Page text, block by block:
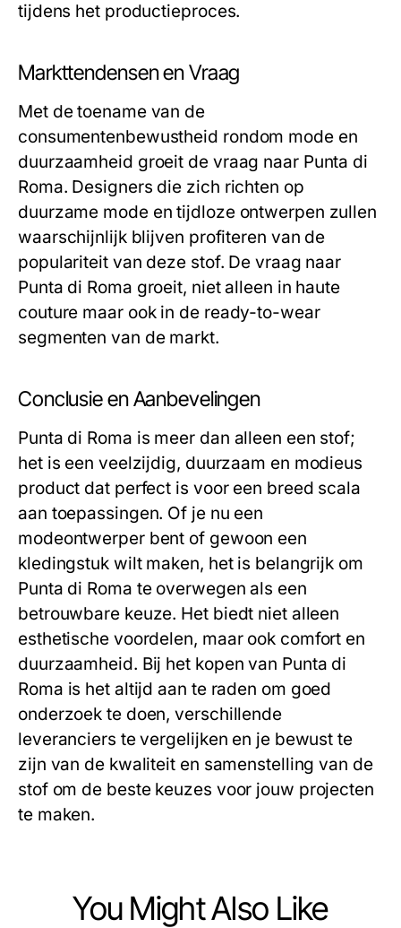
tijdens het productieproces.
Markttendensen en Vraag
Met de toename van de
consumentenbewustheid rondom mode en
duurzaamheid groeit de vraag naar Punta di
Roma. Designers die zich richten op
duurzame mode en tijdloze ontwerpen zullen
waarschijnlijk blijven profiteren van de
populariteit van deze stof. De vraag naar
Punta di Roma groeit, niet alleen in haute
couture maar ook in de ready-to-wear
segmenten van de markt.
Conclusie en Aanbevelingen
Punta di Roma is meer dan alleen een stof;
het is een veelzijdig, duurzaam en modieus
product dat perfect is voor een breed scala
aan toepassingen. Of je nu een
modeontwerper bent of gewoon een
kledingstuk wilt maken, het is belangrijk om
Punta di Roma te overwegen als een
betrouwbare keuze. Het biedt niet alleen
esthetische voordelen, maar ook comfort en
duurzaamheid. Bij het kopen van Punta di
Roma is het altijd aan te raden om goed
onderzoek te doen, verschillende
leveranciers te vergelijken en je bewust te
zijn van de kwaliteit en samenstelling van de
stof om de beste keuzes voor jouw projecten
te maken.
You Might Also Like